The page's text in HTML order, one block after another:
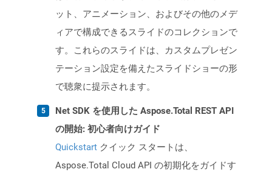
ット、アニメーション、およびその他のメデ
ィアで構成できるスライドのコレクションで
す。これらのスライドは、カスタムプレゼン
テーション設定を備えたスライドショーの形
で聴衆に提示されます。
Net SDK を使用した Aspose.Total REST API
の開始: 初心者向けガイド
Quickstart クイック スタートは、
Aspose.Total Cloud API の初期化をガイドす